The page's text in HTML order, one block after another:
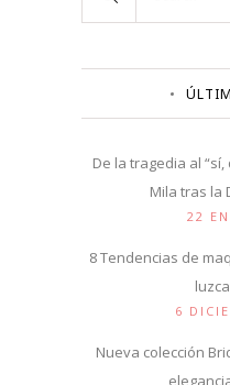
De la tragedia al
Mila tras la
22
8 Tendencias de
6
Nueva colección